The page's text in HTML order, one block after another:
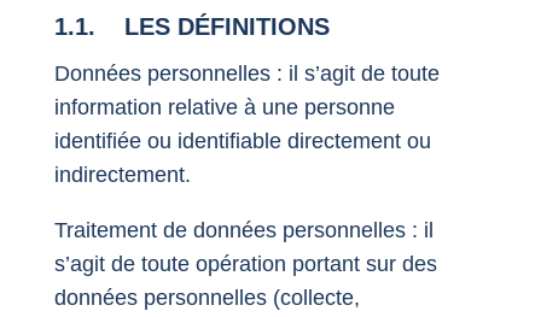
1.1. LES DÉFINITIONS
Données personnelles : il s’agit de toute
information relative à une personne
identifiée ou identifiable directement ou
indirectement.
Traitement de données personnelles : il
s’agit de toute opération portant sur des
données personnelles (collecte,